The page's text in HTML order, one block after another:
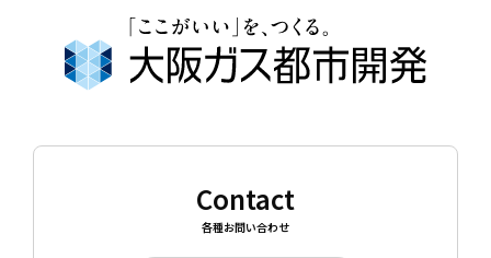
プライバシーポリシー
Contact
各種お問い合わせ